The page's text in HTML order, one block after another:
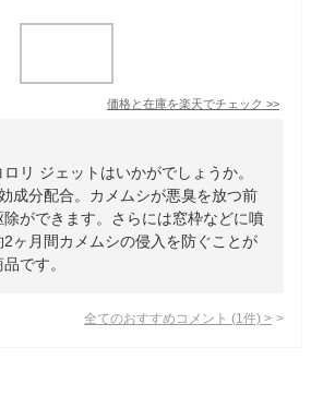
価格と在庫を楽天でチェック >>
リ ジェットはいかがでしょうか。
成分配合。カメムシが悪臭を放つ前
ができます。さらには窓枠などに噴
ヶ月間カメムシの侵入を防ぐことが
です。
全てのおすすめコメント (1 件) >